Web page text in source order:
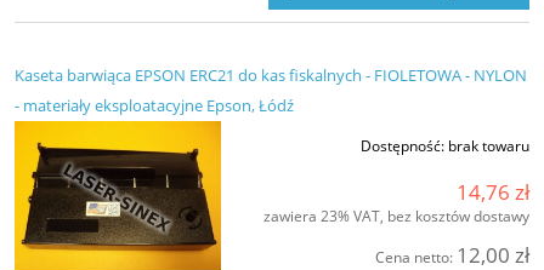
Kaseta barwiąca EPSON ERC21 do kas fiskalnych - FIOLETOWA - NYLON
- materiały eksploatacyjne Epson, Łódź
Dostępność: brak towaru
14,76 zł
zawiera 23% VAT, bez kosztów dostawy
Cena netto: 12,00 zł